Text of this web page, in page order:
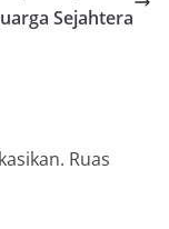
Sejahtera
Ruas